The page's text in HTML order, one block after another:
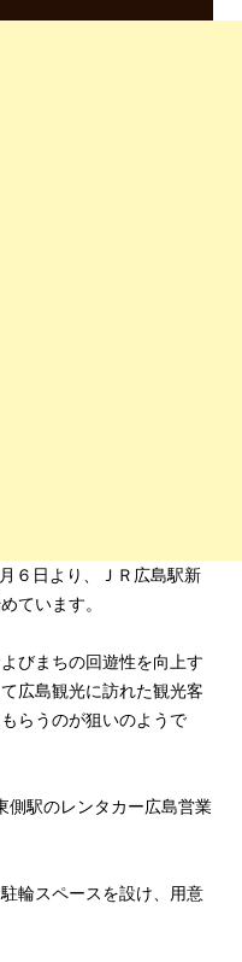
６日より、ＪＲ広島駅新
ています。
びまちの回遊性を向上す
広島観光に訪れた観光客
らうのが狙いのようで
側駅のレンタカー広島営業
輪スペースを設け、用意